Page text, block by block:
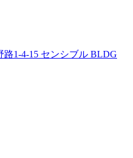
1-4-15 センシブル BLDG